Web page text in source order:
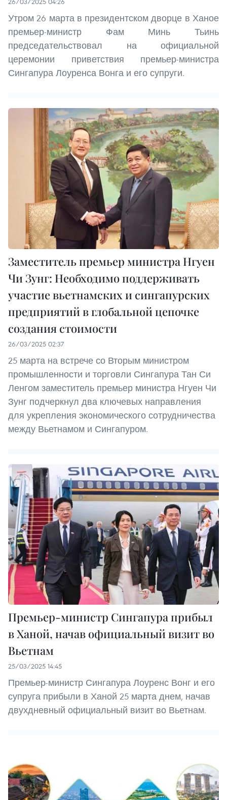
Утром 26 марта в президентском дворце в Ханое
премьер-министр Фам Минь Тьинь
председательствовал на официальной
церемонии приветствия премьер-министра
Сингапура Лоуренса Вонга и его супруги.
Заместитель премьер министра Нгуен
Чи Зунг: Необходимо поддерживать
участие вьетнамских и сингапурских
предприятий в глобальной цепочке
создания стоимости
26/03/2025 02:37
25 марта на встрече со Вторым министром
промышленности и торговли Сингапура Тан Си
Ленгом заместитель премьер министра Нгуен Чи
Зунг подчеркнул два ключевых направления
для укрепления экономического сотрудничества
между Вьетнамом и Сингапуром.
Премьер-министр Сингапура прибыл
в Ханой, начав официальный визит во
Вьетнам
25/03/2025 14:45
Премьер-министр Сингапура Лоуренс Вонг и его
супруга прибыли в Ханой 25 марта днем, начав
двухдневный официальный визит во Вьетнам.